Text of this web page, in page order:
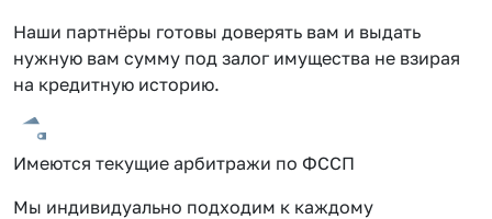
Наши партнёры готовы доверять вам и выдать
нужную вам сумму под залог имущества не взирая
на кредитную историю.
Имеются текущие арбитражи по ФССП
Мы индивидуально подходим к каждому